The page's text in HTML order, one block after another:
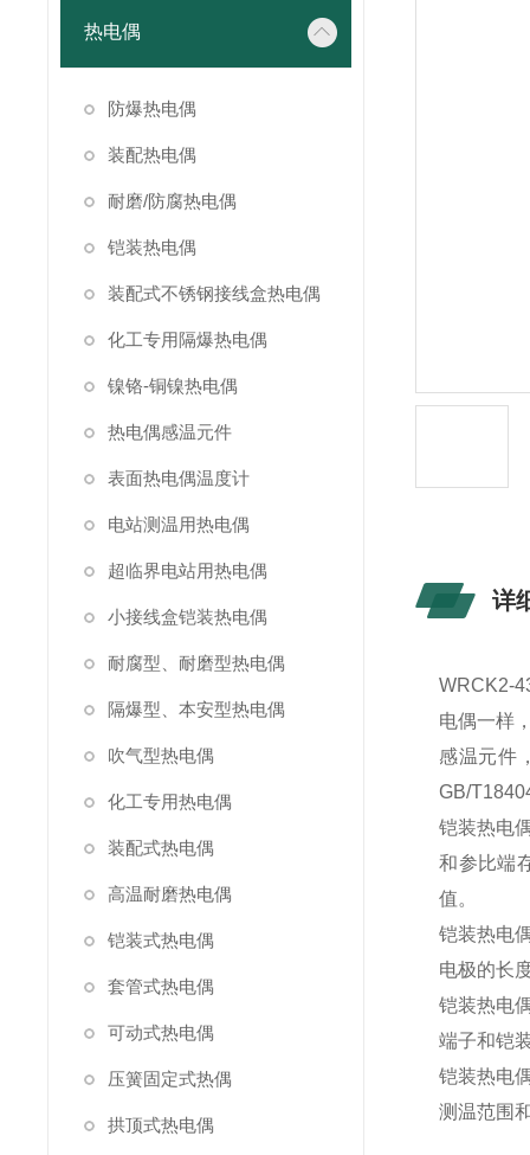
热电偶
防爆热电偶
装配热电偶
耐磨/防腐热电偶
铠装热电偶
装配式不锈钢接线盒热电偶
化工专用隔爆热电偶
镍铬-铜镍热电偶
热电偶感温元件
表面热电偶温度计
电站测温用热电偶
超临界电站用热电偶
小接线盒铠装热电偶
耐腐型、耐磨型热电偶
隔爆型、本安型热电偶
吹气型热电偶
化工专用热电偶
装配式热电偶
高温耐磨热电偶
铠装式热电偶
套管式热电偶
可动式热电偶
压簧固定式热偶
拱顶式热电偶
详
WRCK2-
电偶一样
感温元件
GB/
铠装热电
和参比端
值。
铠装热电
电极的长
铠装热电
端子和铠
铠装热电
测温范围